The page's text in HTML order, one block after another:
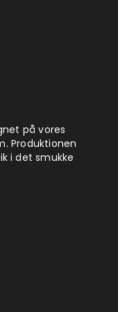
fra
til
reagerer
størrelserne
af til
på elcyklen.
timer
op og
normalt
på vores
Produktionen
i det smukke